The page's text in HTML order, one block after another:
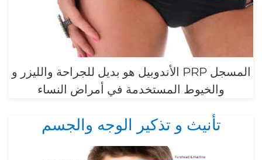
الأندوبيل هو بديل للجراحة والليزر و PRP المسجل
والخيوط المستخدمة في أمراض النساء
تأنيث و تذكير الوجه والجسم